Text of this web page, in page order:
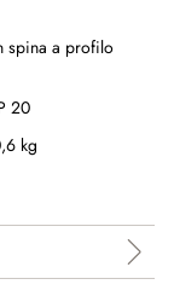
spina a profilo
20
kg